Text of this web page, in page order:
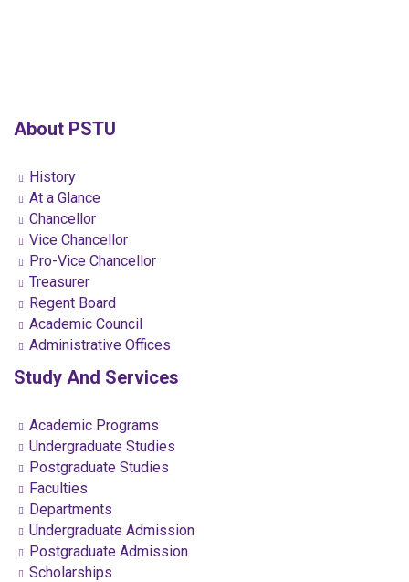
About PSTU
History
At a Glance
Chancellor
Vice Chancellor
Pro-Vice Chancellor
Treasurer
Regent Board
Academic Council
Administrative Offices
Study And Services
Academic Programs
Undergraduate Studies
Postgraduate Studies
Faculties
Departments
Undergraduate Admission
Postgraduate Admission
Scholarships